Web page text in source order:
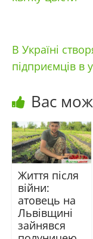
В Україні
підприємців в
Вас
Життя після
війни:
атовець на
Львівщині
зайнявся